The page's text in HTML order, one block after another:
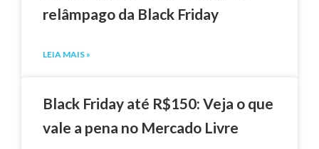
relâmpago da Black Friday
LEIA MAIS »
Black Friday até R$150: Veja o que
vale a pena no Mercado Livre